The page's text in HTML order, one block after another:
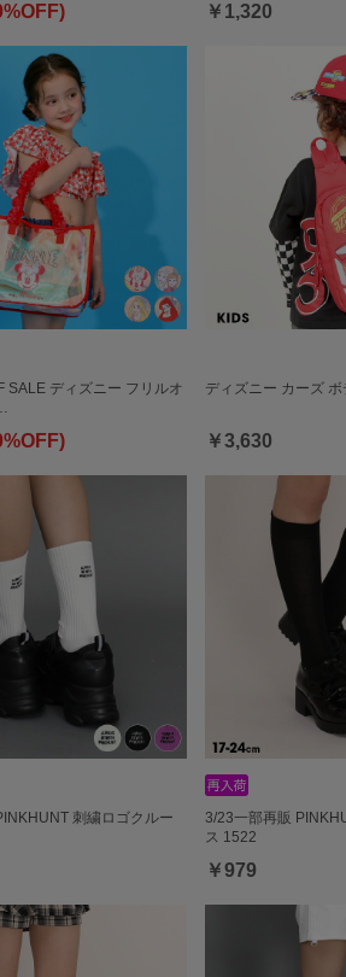
￥1,320
SALE ディズニー フリルオ
ディズニー カーズ
￥3,630
刺繍ロゴクルー
3/23一部再販
ス 1522
￥979